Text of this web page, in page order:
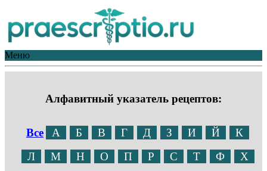
Меню
Алфавитный указатель рецептов:
Все А Б В Г Д З И Й
К
Л
М Н О П Р С Т Ф
Х